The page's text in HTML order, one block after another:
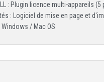
: Plugin licence multi-appareils
: Logiciel de mise en page et
/ Mac OS